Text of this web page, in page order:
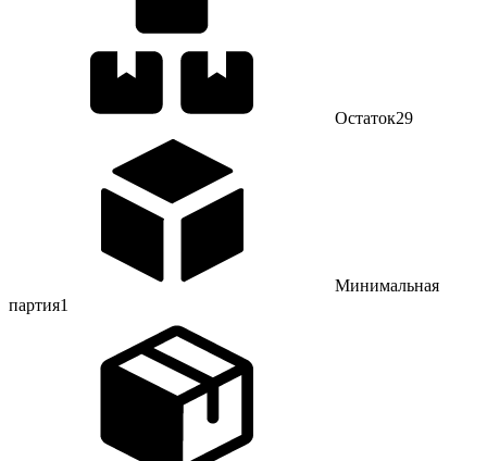
Остаток29
Минимальная
партия1